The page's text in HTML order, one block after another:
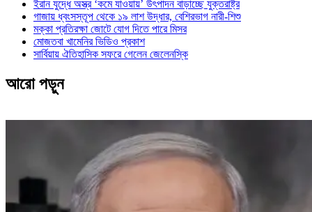
ইরান যুদ্ধে অস্ত্র ‘কমে যাওয়ায়’ উৎপাদন বাড়াচ্ছে যুক্তরাষ্ট্র
গাজায় ধ্বংসস্তূপ থেকে ১৯ লাশ উদ্ধার, বেশিরভাগ নারী-শিশু
মক্কা প্রতিরক্ষা জোটে যোগ দিতে পারে মিসর
মোজতবা খামেনির ভিডিও প্রকাশ
সার্বিয়ায় ঐতিহাসিক সফরে গেলেন জেলেনস্কি
আরো পড়ুন